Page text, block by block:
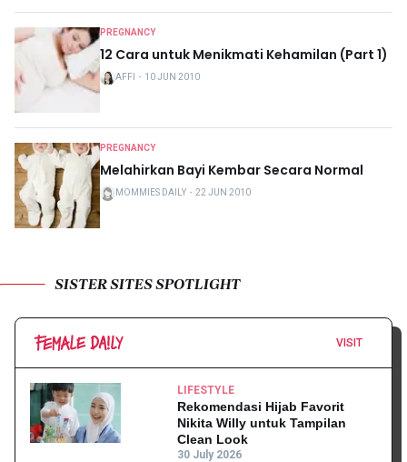
PREGNANCY
12 Cara untuk Menikmati Kehamilan (Part 1)
AFFI ・ 10 JUN 2010
PREGNANCY
Melahirkan Bayi Kembar Secara Normal
MOMMIES DAILY ・ 22 JUN 2010
SISTER SITES SPOTLIGHT
VISIT
LIFESTYLE
Rekomendasi Hijab Favorit
Nikita Willy untuk Tampilan
Clean Look
30 July 2026